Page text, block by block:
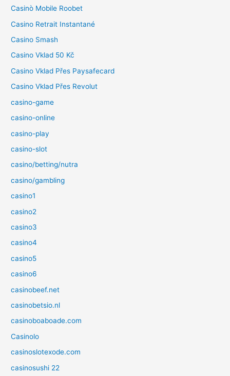
Casinò Mobile Roobet
Casino Retrait Instantané
Casino Smash
Casino Vklad 50 Kč
Casino Vklad Přes Paysafecard
Casino Vklad Přes Revolut
casino-game
casino-online
casino-play
casino-slot
casino/betting/nutra
casino/gambling
casino1
casino2
casino3
casino4
casino5
casino6
casinobeef.net
casinobetsio.nl
casinoboaboade.com
Casinolo
casinoslotexode.com
casinosushi 22